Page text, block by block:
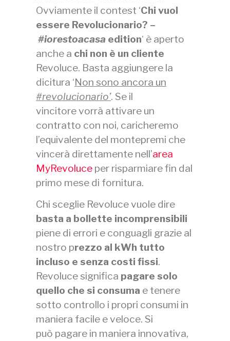
Ovviamente il contest ‘Chi vuol
essere Revolucionario? –
#iorestoacasa edition‘ è aperto
anche a chi non è un cliente
Revoluce. Basta aggiungere la
dicitura ‘Non sono ancora un
#revolucionario’. Se il
vincitore vorrà attivare un
contratto con noi, caricheremo
l’equivalente del montepremi che
vincerà direttamente nell’area
MyRevoluce per risparmiare fin dal
primo mese di fornitura.
Chi sceglie Revoluce vuole dire
basta a bollette incomprensibili
piene di errori e conguagli grazie al
nostro prezzo al kWh tutto
incluso e senza costi fissi.
Revoluce significa pagare solo
quello che si consuma e tenere
sotto controllo i propri consumi in
maniera facile e veloce. Si
può pagare in maniera innovativa,